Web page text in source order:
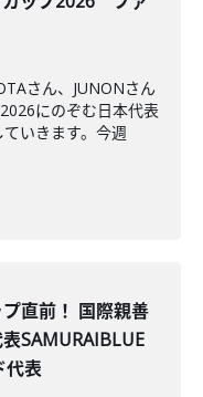
さん、JUNONさん
にのぞむ日本代表
いきます。今週
直前！ 国際親善
SAMURAIBLUE
代表